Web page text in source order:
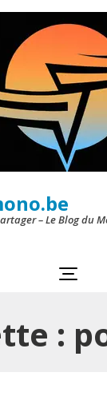
– Le Blog du
: